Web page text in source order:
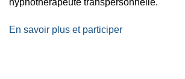
hypnothérapeute transpersonnelle.
En savoir plus et participer